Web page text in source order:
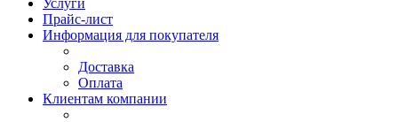
Услуги
Прайс-лист
Информация для покупателя
Доставка
Оплата
Клиентам компании